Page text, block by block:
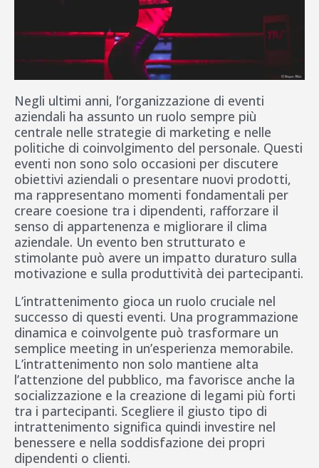
Negli ultimi anni, l’organizzazione di eventi
aziendali ha assunto un ruolo sempre più
centrale nelle strategie di marketing e nelle
politiche di coinvolgimento del personale. Questi
eventi non sono solo occasioni per discutere
obiettivi aziendali o presentare nuovi prodotti,
ma rappresentano momenti fondamentali per
creare coesione tra i dipendenti, rafforzare il
senso di appartenenza e migliorare il clima
aziendale. Un evento ben strutturato e
stimolante può avere un impatto duraturo sulla
motivazione e sulla produttività dei partecipanti.
L’intrattenimento gioca un ruolo cruciale nel
successo di questi eventi. Una programmazione
dinamica e coinvolgente può trasformare un
semplice meeting in un’esperienza memorabile.
L’intrattenimento non solo mantiene alta
l’attenzione del pubblico, ma favorisce anche la
socializzazione e la creazione di legami più forti
tra i partecipanti. Scegliere il giusto tipo di
intrattenimento significa quindi investire nel
benessere e nella soddisfazione dei propri
dipendenti o clienti.